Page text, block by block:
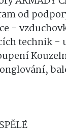
od
-
technik -